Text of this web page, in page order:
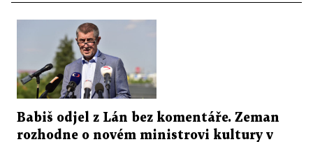
Babiš odjel z Lán bez komentáře. Zeman
rozhodne o novém ministrovi kultury v